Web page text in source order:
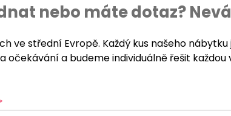
nebo máte dotaz?
ve střední Evropě. Každý kus našeho
a budeme individuálně řešit každou
*